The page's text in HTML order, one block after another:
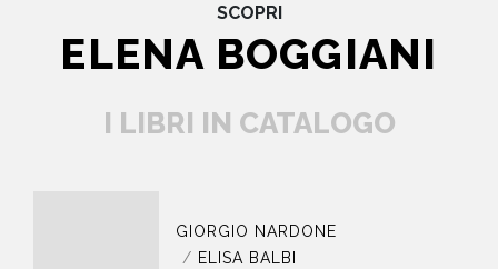
SCOPRI
ELENA BOGGIANI
I LIBRI IN CATALOGO
GIORGIO NARDONE
ELISA BALBI